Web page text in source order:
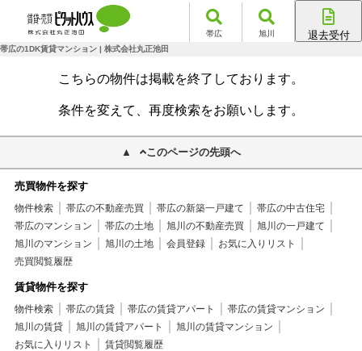
帯広 旭川 退去受付
帯広の1DK賃貸マンション | 株式会社丸正池田
こちらの物件は掲載を終了しております。
条件を変えて、再度検索をお願いします。
このページの先頭へ
売買物件を探す
物件検索 帯広の不動産売買 帯広の新築一戸建て
帯広の中古住宅
帯広のマンション
帯広の土地 旭川の不動産売買
旭川の一戸建て
旭川のマンション
旭川の土地 会員登録
お気に入りリスト
売買閲覧履歴
賃貸物件を探す
物件検索 帯広の賃貸 帯広の賃貸アパート
帯広の賃貸マンション
旭川の賃貸
旭川の賃貸アパート
旭川の賃貸マンション
お気に入りリスト
賃貸閲覧履歴